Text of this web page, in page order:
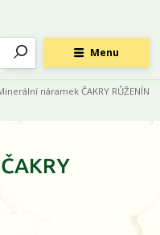
Menu
náramek ČAKRY RŮŽENÍN